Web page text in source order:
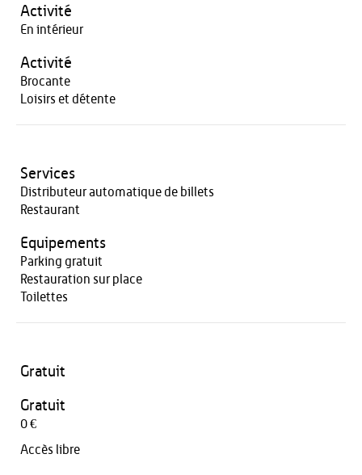
Activité
En intérieur
Activité
Brocante
Loisirs et détente
Services
Distributeur automatique de billets
Restaurant
Equipements
Parking gratuit
Restauration sur place
Toilettes
Gratuit
Gratuit
0 €
Accès libre